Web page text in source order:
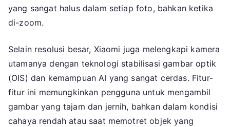
yang sangat halus dalam setiap foto, bahkan ketika
di-zoom.
Selain resolusi besar, Xiaomi juga melengkapi kamera
utamanya dengan teknologi stabilisasi gambar optik
(OIS) dan kemampuan AI yang sangat cerdas. Fitur-
fitur ini memungkinkan pengguna untuk mengambil
gambar yang tajam dan jernih, bahkan dalam kondisi
cahaya rendah atau saat memotret objek yang